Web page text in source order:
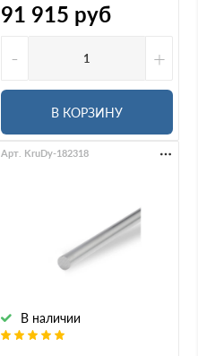
91 915 руб
-
+
В КОРЗИНУ
В наличии
Арт. KruDy-182318